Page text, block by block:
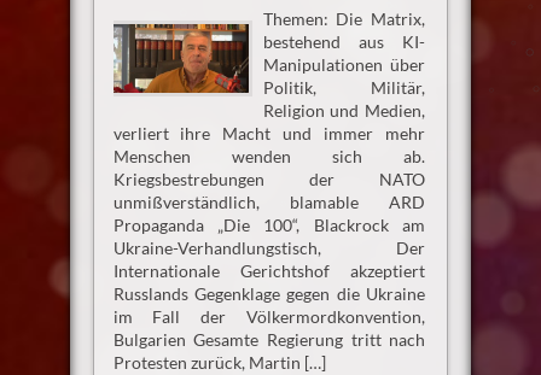
Themen: Die Matrix,
bestehend aus KI-
Manipulationen über
Politik, Militär,
Religion und Medien,
verliert ihre Macht und immer mehr
Menschen wenden sich ab.
Kriegsbestrebungen der NATO
unmißverständlich, blamable ARD
Propaganda „Die 100“, Blackrock am
Ukraine-Verhandlungstisch, Der
Internationale Gerichtshof akzeptiert
Russlands Gegenklage gegen die Ukraine
im Fall der Völkermordkonvention,
Bulgarien Gesamte Regierung tritt nach
Protesten zurück, Martin […]